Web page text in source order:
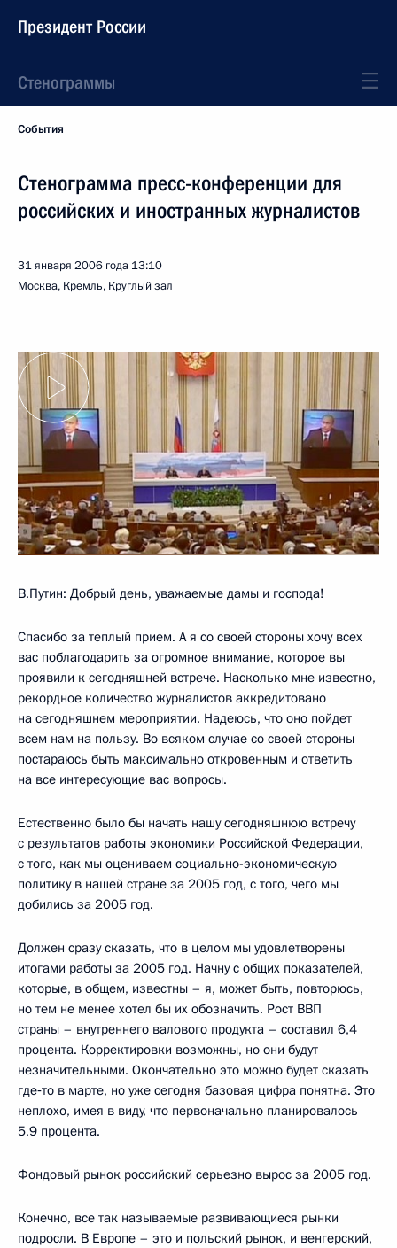
Президент России
Стенограммы
События
Стенограмма пресс-конференции для
российских и иностранных журналистов
31 января 2006 года 13:10
Москва, Кремль, Круглый зал
В.Путин: Добрый день, уважаемые дамы и господа!
Спасибо за теплый прием. А я со своей стороны хочу всех
вас поблагодарить за огромное внимание, которое вы
проявили к сегодняшней встрече. Насколько мне известно,
рекордное количество журналистов аккредитовано
на сегодняшнем мероприятии. Надеюсь, что оно пойдет
всем нам на пользу. Во всяком случае со своей стороны
постараюсь быть максимально откровенным и ответить
на все интересующие вас вопросы.
Естественно было бы начать нашу сегодняшнюю встречу
с результатов работы экономики Российской Федерации,
с того, как мы оцениваем социально-экономическую
политику в нашей стране за 2005 год, с того, чего мы
добились за 2005 год.
Должен сразу сказать, что в целом мы удовлетворены
итогами работы за 2005 год. Начну с общих показателей,
которые, в общем, известны – я, может быть, повторюсь,
но тем не менее хотел бы их обозначить. Рост ВВП
страны – внутреннего валового продукта – составил 6,4
процента. Корректировки возможны, но они будут
незначительными. Окончательно это можно будет сказать
где‑то в марте, но уже сегодня базовая цифра понятна. Это
неплохо, имея в виду, что первоначально планировалось
5,9 процента.
Фондовый рынок российский серьезно вырос за 2005 год.
Конечно, все так называемые развивающиеся рынки
подросли. В Европе – это и польский рынок, и венгерский,